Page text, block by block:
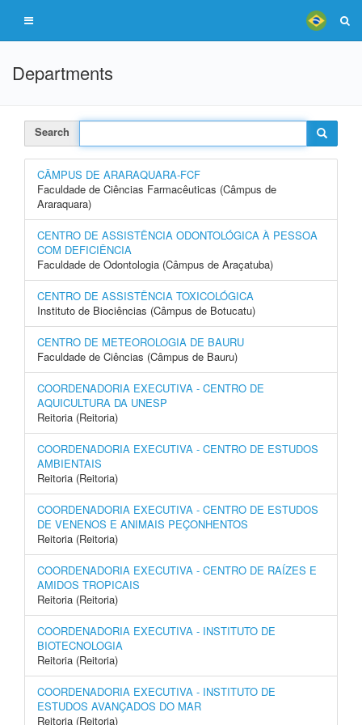
Departments
Search
CÂMPUS DE ARARAQUARA-FCF
Faculdade de Ciências Farmacêuticas (Câmpus de
Araraquara)
CENTRO DE ASSISTÊNCIA ODONTOLÓGICA À PESSOA
COM DEFICIÊNCIA
Faculdade de Odontologia (Câmpus de Araçatuba)
CENTRO DE ASSISTÊNCIA TOXICOLÓGICA
Instituto de Biociências (Câmpus de Botucatu)
CENTRO DE METEOROLOGIA DE BAURU
Faculdade de Ciências (Câmpus de Bauru)
COORDENADORIA EXECUTIVA - CENTRO DE
AQUICULTURA DA UNESP
Reitoria (Reitoria)
COORDENADORIA EXECUTIVA - CENTRO DE ESTUDOS
AMBIENTAIS
Reitoria (Reitoria)
COORDENADORIA EXECUTIVA - CENTRO DE ESTUDOS
DE VENENOS E ANIMAIS PEÇONHENTOS
Reitoria (Reitoria)
COORDENADORIA EXECUTIVA - CENTRO DE RAÍZES E
AMIDOS TROPICAIS
Reitoria (Reitoria)
COORDENADORIA EXECUTIVA - INSTITUTO DE
BIOTECNOLOGIA
Reitoria (Reitoria)
COORDENADORIA EXECUTIVA - INSTITUTO DE
ESTUDOS AVANÇADOS DO MAR
Reitoria (Reitoria)